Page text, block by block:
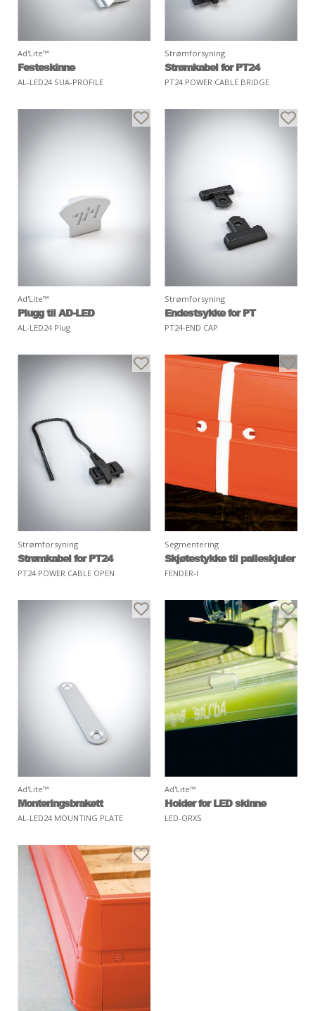
Ad'Lite™
Festeskinne
AL-LED24 SUA-PROFILE
Strømforsyning
Strømkabel for PT24
PT24 POWER CABLE BRIDGE
Ad'Lite™
Plugg til AD-LED
AL-LED24 Plug
Strømforsyning
Endestsykke for PT
PT24-END CAP
Strømforsyning
Strømkabel for PT24
PT24 POWER CABLE OPEN
Segmentering
Skjøtestykke til palleskjuler
FENDER-I
Ad'Lite™
Monteringsbrakett
AL-LED24 MOUNTING PLATE
Ad'Lite™
Holder for LED skinne
LED-ORXS